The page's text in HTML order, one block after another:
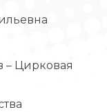
– Цирковая